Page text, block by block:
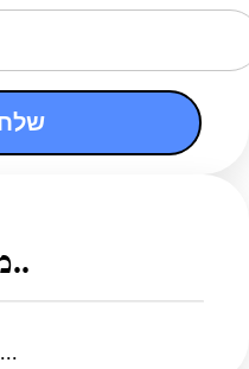
שלח
מיאווו..
מיאווו...